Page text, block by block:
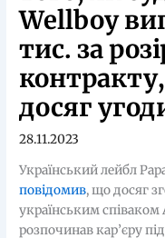
Wellboy
тис. за
досяг
28.11.2023
Український лейбл
повідомив, що досяг
українським
розпочинав кар’єру